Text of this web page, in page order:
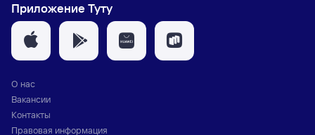
Приложение Туту
О нас
Вакансии
Контакты
Правовая информация